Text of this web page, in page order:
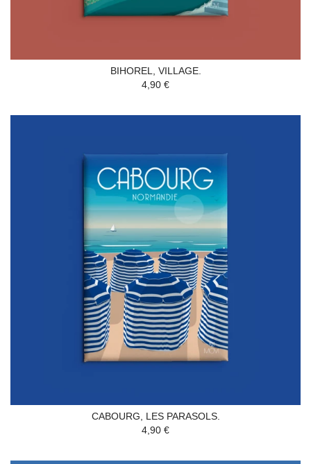
BIHOREL, VILLAGE.
4,90 €
CABOURG, LES PARASOLS.
4,90 €